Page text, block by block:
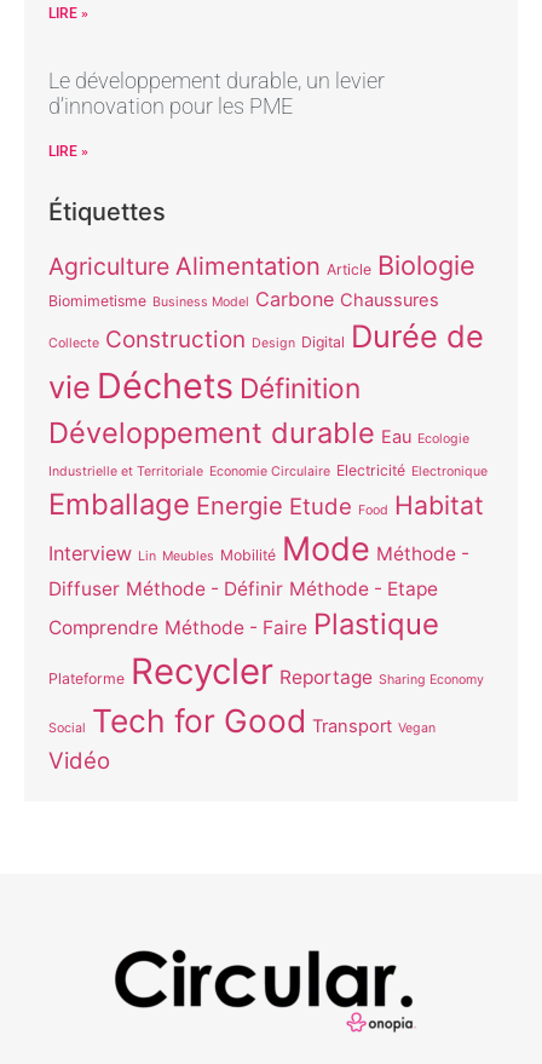
LIRE »
Le développement durable, un levier
d’innovation pour les PME
LIRE »
Étiquettes
Agriculture Alimentation Article Biologie
Biomimetisme Business Model Carbone Chaussures
Collecte Construction Design Digital Durée de
vie Déchets Définition
Développement durable Eau Ecologie
Industrielle et Territoriale Economie Circulaire Electricité Electronique
Emballage Energie Etude Food Habitat
Interview Lin Meubles Mobilité Mode Méthode -
Diffuser Méthode - Définir Méthode - Etape
Comprendre Méthode - Faire Plastique
Plateforme Recycler Reportage Sharing Economy
Social Tech for Good Transport Vegan
Vidéo